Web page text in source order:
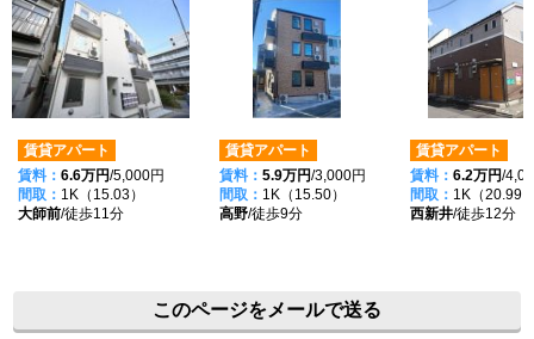
賃貸アパート
賃料： 6.6万円/5,000円
間取： 1K（15.03）
大師前/徒歩11分
賃貸アパート
賃料： 5.9万円/3,000円
間取： 1K（15.50）
高野/徒歩9分
賃貸アパート
賃料： 6.2万円/
間取： 1K（20.99
西新井/徒歩12分
このページをメールで送る